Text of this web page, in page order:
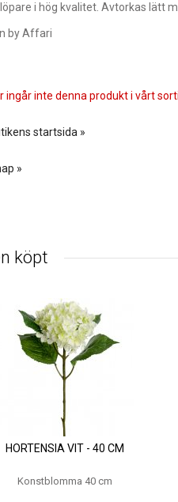
i hög kvalitet. Avtorkas lätt
by Affari
ingår inte denna produkt i vårt
startsida »
»
köpt
HORTENSIA VIT - 40 CM
Konstblomma 40 cm